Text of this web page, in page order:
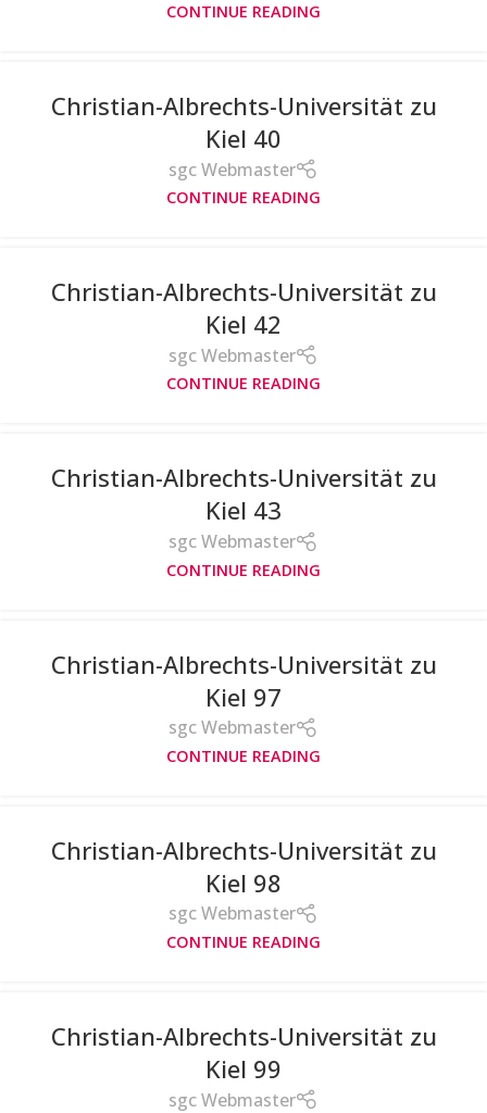
CONTINUE READING
Christian-Albrechts-Universität zu
Kiel 40
sgc Webmaster
CONTINUE READING
Christian-Albrechts-Universität zu
Kiel 42
sgc Webmaster
CONTINUE READING
Christian-Albrechts-Universität zu
Kiel 43
sgc Webmaster
CONTINUE READING
Christian-Albrechts-Universität zu
Kiel 97
sgc Webmaster
CONTINUE READING
Christian-Albrechts-Universität zu
Kiel 98
sgc Webmaster
CONTINUE READING
Christian-Albrechts-Universität zu
Kiel 99
sgc Webmaster